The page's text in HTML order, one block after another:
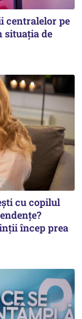
centralelor pe
situația de
cu copilul
încep prea